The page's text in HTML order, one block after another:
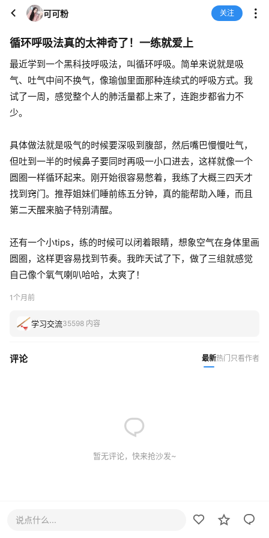
可可粉 关注
循环呼吸法真的太神奇了！一练就爱上
最近学到一个黑科技呼吸法，叫循环呼吸。简单来说就是吸
气、吐气中间不换气，像瑜伽里面那种连续式的呼吸方式。我
试了一周，感觉整个人的肺活量都上来了，连跑步都省力不
少。
具体做法就是吸气的时候要深吸到腹部，然后嘴巴慢慢吐气，
但吐到一半的时候鼻子要同时再吸一小口进去，这样就像一个
圆圈一样循环起来。刚开始很容易憋着，我练了大概三四天才
找到窍门。推荐姐妹们睡前练五分钟，真的能帮助入睡，而且
第二天醒来脑子特别清醒。
还有一个小tips，练的时候可以闭着眼睛，想象空气在身体里画
圆圈，这样更容易找到节奏。我昨天试了下，做了三组就感觉
自己像个氧气喇叭哈哈，太爽了！
1个月前
学习交流35598 内容
评论 最新热门 只看作者
暂无评论，快来抢沙发~
说点什么...